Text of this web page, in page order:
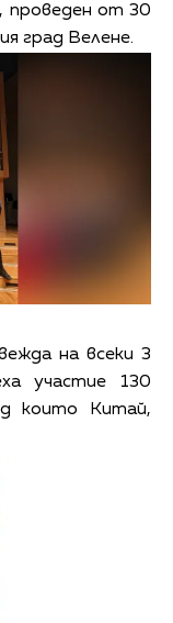
проведен от 30
град Велене.
на всеки 3
участие 130
които Китай,